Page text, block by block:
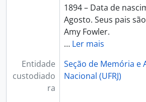
1894 – Data de
Agosto. Seus pais
Amy Fowler.
… Ler mais
Entidade
custodiado
ra
Seção de Memória e
Nacional (UFRJ)